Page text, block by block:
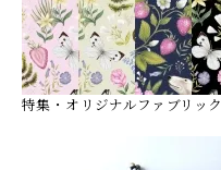
特集・オリジナルファブリック